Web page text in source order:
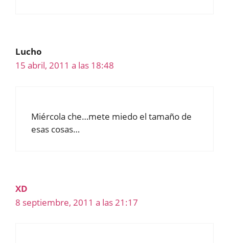
Lucho
15 abril, 2011 a las 18:48
Miércola che…mete miedo el tamaño de
esas cosas…
XD
8 septiembre, 2011 a las 21:17